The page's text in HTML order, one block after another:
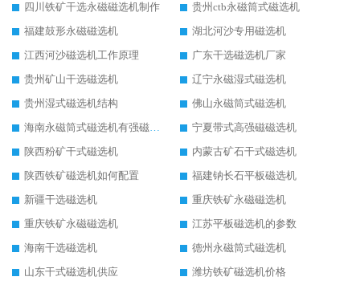
四川铁矿干选永磁磁选机制作
贵州ctb永磁筒式磁选机
福建鼓形永磁磁选机
湖北河沙专用磁选机
江西河沙磁选机工作原理
广东干选磁选机厂家
贵州矿山干选磁选机
辽宁永磁湿式磁选机
贵州湿式磁选机结构
佛山永磁筒式磁选机
海南永磁筒式磁选机有强磁的吗
宁夏带式高强磁磁选机
陕西粉矿干式磁选机
内蒙古矿石干式磁选机
陕西铁矿磁选机如何配置
福建钠长石平板磁选机
新疆干选磁选机
重庆铁矿永磁磁选机
重庆铁矿永磁磁选机
江苏平板磁选机的参数
海南干选磁选机
德州永磁筒式磁选机
山东干式磁选机供应
潍坊铁矿磁选机价格